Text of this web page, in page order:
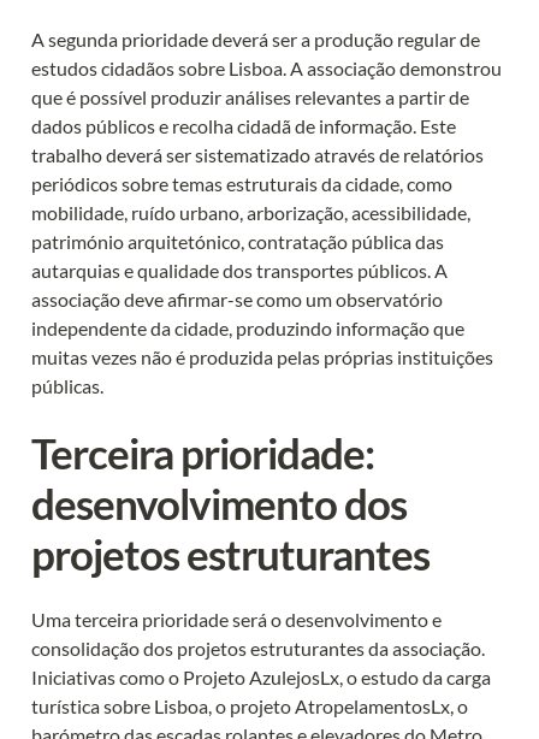
A segunda prioridade deverá ser a produção regular de
estudos cidadãos sobre Lisboa. A associação demonstrou
que é possível produzir análises relevantes a partir de
dados públicos e recolha cidadã de informação. Este
trabalho deverá ser sistematizado através de relatórios
periódicos sobre temas estruturais da cidade, como
mobilidade, ruído urbano, arborização, acessibilidade,
património arquitetónico, contratação pública das
autarquias e qualidade dos transportes públicos. A
associação deve afirmar-se como um observatório
independente da cidade, produzindo informação que
muitas vezes não é produzida pelas próprias instituições
públicas.
Terceira prioridade:
desenvolvimento dos
projetos estruturantes
Uma terceira prioridade será o desenvolvimento e
consolidação dos projetos estruturantes da associação.
Iniciativas como o Projeto AzulejosLx, o estudo da carga
turística sobre Lisboa, o projeto AtropelamentosLx, o